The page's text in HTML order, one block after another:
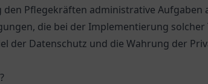
Pflegekräften administrative Aufgaben
die bei der Implementierung solcher
der Datenschutz und die Wahrung der